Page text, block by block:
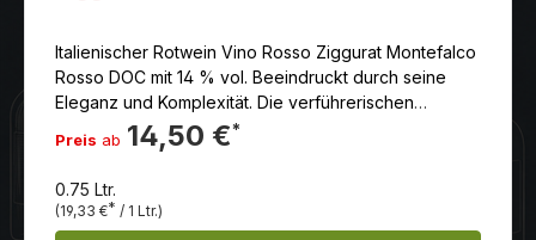
Italienischer Rotwein Vino Rosso Ziggurat Montefalco
Rosso DOC mit 14 % vol. Beeindruckt durch seine
Eleganz und Komplexität. Die verführerischen
Kirscharomen stehen in perfektem Einklang mit Noten
von Gewürznelke und balsamischen Essenzen. Am
ausgewogener Wein, rund und zugleich
frisch.Serviertemperatur: 16.00 schon trinkbar: gut
Preis ab 14,50 €*
0.75 Ltr.
(19,33 €* / 1 Ltr.)